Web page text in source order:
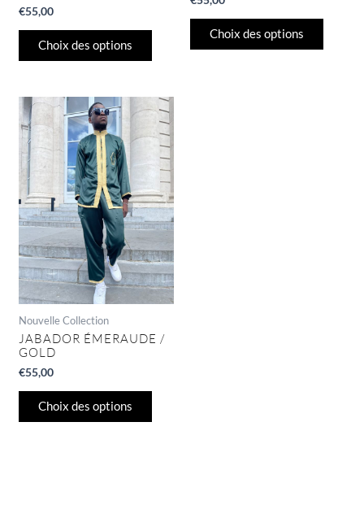
€55,00
Choix des options
Choix des options
Nouvelle Collection
JABADOR ÉMERAUDE /
GOLD
€55,00
Choix des options
Ce
produit
a
plusieurs
Les
options
peuvent
être
choisies
sur
la
du